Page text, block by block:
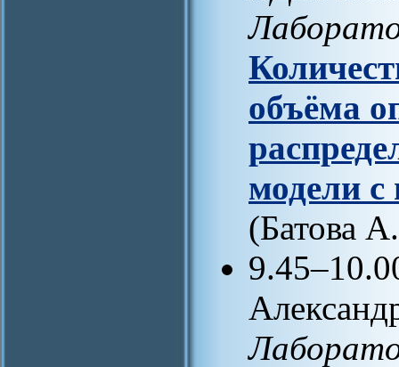
объёма
модели
(Батова